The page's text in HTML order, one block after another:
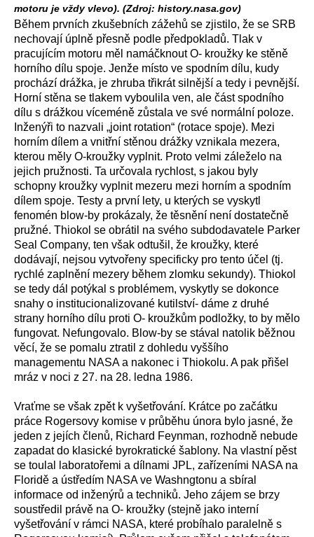
motoru je vždy vlevo). (Zdroj: history.nasa.gov)
Během prvních zkušebních zážehů se zjistilo, že se SRB
nechovají úplně přesně podle předpokladů. Tlak v
pracujícím motoru měl namáčknout O- kroužky ke stěně
horního dílu spoje. Jenže místo ve spodním dílu, kudy
prochází drážka, je zhruba třikrát silnější a tedy i pevnější.
Horní stěna se tlakem vyboulila ven, ale část spodního
dílu s drážkou víceméně zůstala ve své normální poloze.
Inženýři to nazvali „joint rotation“ (rotace spoje). Mezi
horním dílem a vnitřní stěnou drážky vznikala mezera,
kterou měly O-kroužky vyplnit. Proto velmi záleželo na
jejich pružnosti. Ta určovala rychlost, s jakou byly
schopny kroužky vyplnit mezeru mezi horním a spodním
dílem spoje. Testy a první lety, u kterých se vyskytl
fenomén blow-by prokázaly, že těsnění není dostatečně
pružné. Thiokol se obrátil na svého subdodavatele Parker
Seal Company, ten však odtušil, že kroužky, které
dodávají, nejsou vytvořeny specificky pro tento účel (tj.
rychlé zaplnění mezery během zlomku sekundy). Thiokol
se tedy dál potýkal s problémem, vyskytly se dokonce
snahy o institucionalizované kutilství- dáme z druhé
strany horního dílu proti O- kroužkům podložky, to by mělo
fungovat. Nefungovalo. Blow-by se stával natolik běžnou
věcí, že se pomalu ztratil z dohledu vyššího
managementu NASA a nakonec i Thiokolu. A pak přišel
mráz v noci z 27. na 28. ledna 1986.
Vraťme se však zpět k vyšetřování. Krátce po začátku
práce Rogersovy komise v průběhu února bylo jasné, že
jeden z jejích členů, Richard Feynman, rozhodně nebude
zapadat do klasické byrokratické šablony. Na vlastní pěst
se toulal laboratořemi a dílnami JPL, zařízeními NASA na
Floridě a ústředím NASA ve Washngtonu a sbíral
informace od inženýrů a techniků. Jeho zájem se brzy
soustředil právě na O- kroužky (stejně jako interní
vyšetřování v rámci NASA, které probíhalo paralelně s